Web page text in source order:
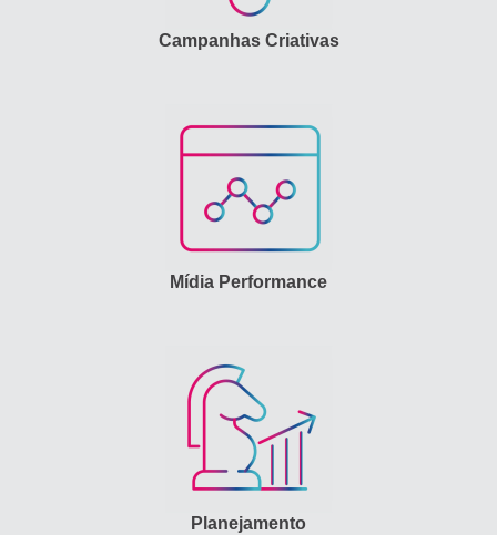
Campanhas Criativas
Mídia Performance
Planejamento